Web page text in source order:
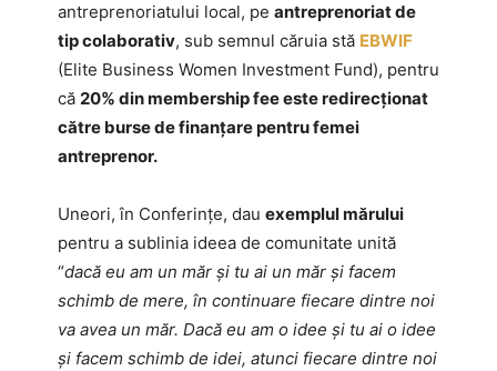
antreprenoriatului local, pe antreprenoriat de
tip colaborativ, sub semnul căruia stă EBWIF
(Elite Business Women Investment Fund), pentru
că 20% din membership fee este redirecționat
către burse de finanțare pentru femei
antreprenor.
Uneori, în Conferințe, dau exemplul mărului
pentru a sublinia ideea de comunitate unită
“dacă eu am un măr și tu ai un măr și facem
schimb de mere, în continuare fiecare dintre noi
va avea un măr. Dacă eu am o idee și tu ai o idee
și facem schimb de idei, atunci fiecare dintre noi